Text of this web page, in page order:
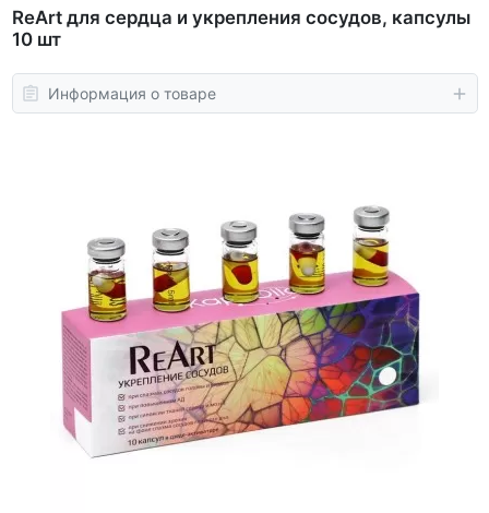
ReArt для сердца и укрепления сосудов, капсулы
10 шт
Информация о товаре